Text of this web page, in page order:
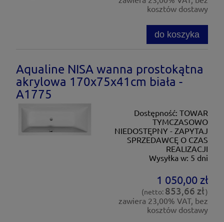
kosztów dostawy
do koszyka
Aqualine NISA wanna prostokątna
akrylowa 170x75x41cm biała -
A1775
Dostępność: TOWAR
TYMCZASOWO
NIEDOSTĘPNY - ZAPYTAJ
SPRZEDAWCĘ O CZAS
REALIZACJI
Wysyłka w: 5 dni
1 050,00 zł
(netto: 853,66 zł)
zawiera 23,00% VAT, bez
kosztów dostawy